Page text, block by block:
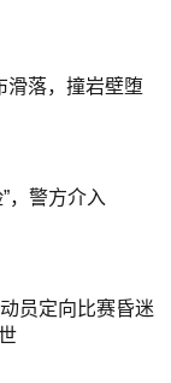
滑落，撞岩壁堕
，警方介入
员定向比赛昏迷